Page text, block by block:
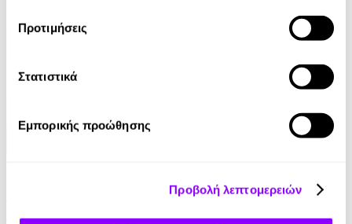
Προτιμήσεις
Στατιστικά
Εμπορικής προώθησης
Προβολή λεπτομερειών
8.99€
Τα μυστικά του μοναχού που πούλησε τη Ferrari
του